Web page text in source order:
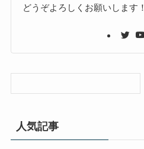
どうぞよろしくお願いします！
人気記事